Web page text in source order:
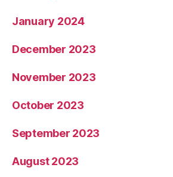
January 2024
December 2023
November 2023
October 2023
September 2023
August 2023